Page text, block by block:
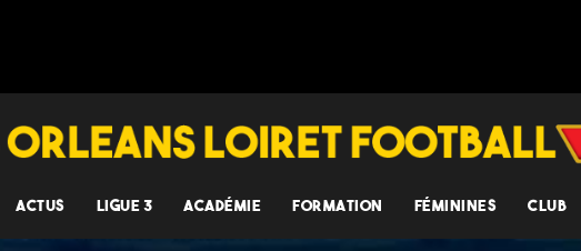
ACTUS LIGUE 3 ACADÉMIE FORMATION FÉMININES CLUB